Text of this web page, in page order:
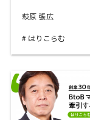
萩原 張広
はりこらむ